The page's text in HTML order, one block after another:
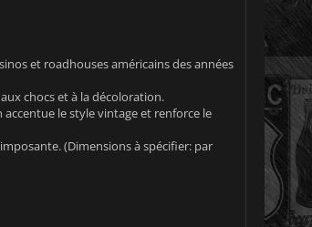
et roadhouses américains des années
chocs et à la décoloration.
le style vintage et renforce le
(Dimensions à spécifier: par